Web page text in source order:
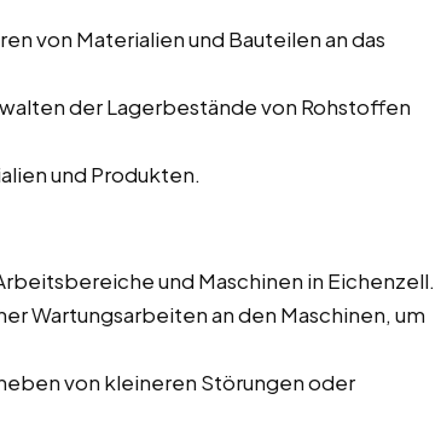
von Materialien und Bauteilen an das
der Lagerbestände von Rohstoffen
und Produkten.
und Maschinen in Eichenzell.
Wartungsarbeiten an den Maschinen, um
von kleineren Störungen oder